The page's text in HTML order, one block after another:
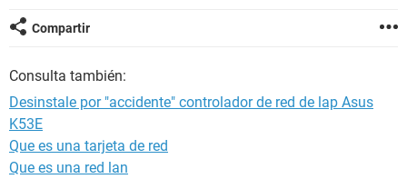
Compartir
Consulta también:
Desinstale por "accidente" controlador de red de lap Asus
K53E
Que es una tarjeta de red
Que es una red lan